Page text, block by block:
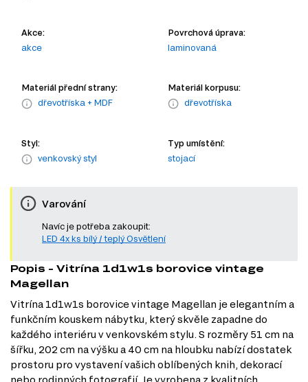
Akce:
akce
Povrchová úprava:
laminovaná
Materiál přední strany:
dřevotříska + MDF
Materiál korpusu:
dřevotříska
Styl:
venkovský styl
Typ umístění:
stojací
Varování
Navíc je potřeba zakoupit:
LED 4x ks bílý / teplý Osvětlení
Popis - Vitrína 1d1w1s borovice vintage
Magellan
Vitrína 1d1w1s borovice vintage Magellan je elegantním a
funkčním kouskem nábytku, který skvěle zapadne do
každého interiéru v venkovském stylu. S rozměry 51 cm na
šířku, 202 cm na výšku a 40 cm na hloubku nabízí dostatek
prostoru pro vystavení vašich oblíbených knih, dekorací